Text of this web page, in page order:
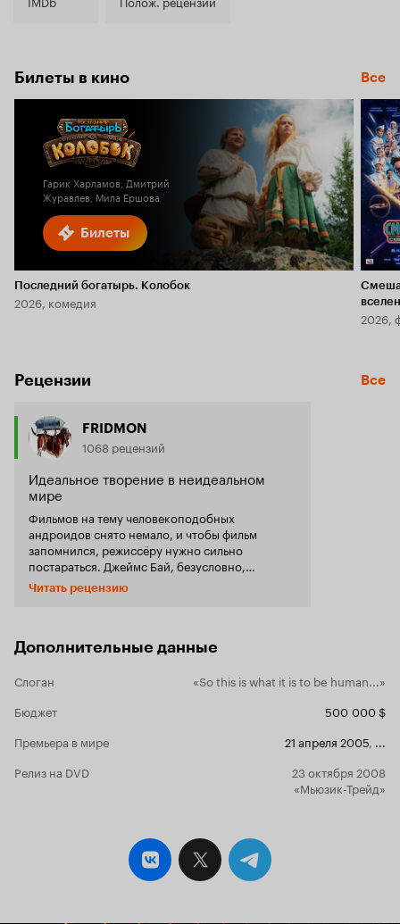
Билеты в кино Все
Билеты
Гарик Харламов, Дмитрий
Журавлев, Мила Ершова
Последний богатырь. Колобок
2026, комедия
2026,
Рецензии Все
FRIDMON
1068 рецензий
Идеальное творение в неидеальном
мире
Фильмов на тему человекоподобных
андроидов снято немало, и чтобы фильм
запомнился, режиссёру нужно сильно
постараться. Джеймс Бай, безусловно,
постарался. Постапокалиптическое фэнтези в
стиле Франкенштейна затягивает буквально с
повествованием. Затягивает почти
монохромным видеорядом с неяркими, будто
приглушённо-затушёванными красками.
которое подчёркивает и углубляет визуальную
основательно, заставив зрителя поверить в то,
антифедералисты и луддиты вынудили закрыть
не связано напрямую с воспроизведением
человеческой популяции. Уолтеру (Стивен
Галайда) удалось спасти большую часть
оборудования из своей лаборатории,
Читать рецензию
Дополнительные данные
Слоган
«So this is what it is to be human...»
Бюджет
500 000 $
Премьера в мире
21 апреля 2005
Релиз на DVD
23 октября 2008
«Мьюзик-Трейд»